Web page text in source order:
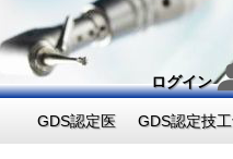
ログイン
GDS認定医 GDS認定技